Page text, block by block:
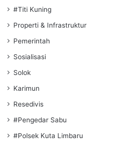
#Titi Kuning
Properti & Infrastruktur
Pemerintah
Sosialisasi
Solok
Karimun
Resedivis
#Pengedar Sabu
#Polsek Kuta Limbaru